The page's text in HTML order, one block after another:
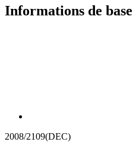
Informations de base
2008/2109(DEC)